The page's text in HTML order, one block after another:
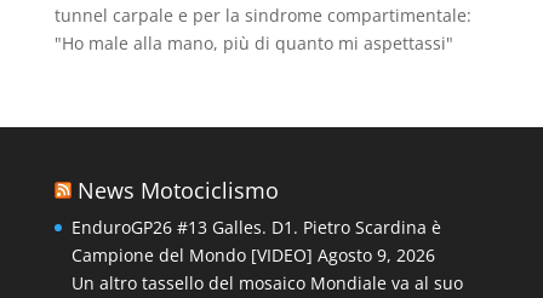
tunnel carpale e per la sindrome compartimentale:
"Ho male alla mano, più di quanto mi aspettassi"
News Motociclismo
EnduroGP26 #13 Galles. D1. Pietro Scardina è
Campione del Mondo [VIDEO] Agosto 9, 2026
Un altro tassello del mosaico Mondiale va al suo